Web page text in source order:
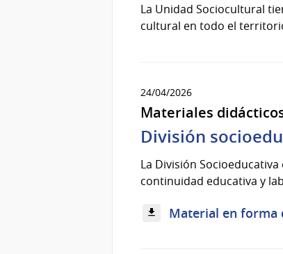
La Unidad Sociocultural
cultural en todo el
24/04/2026
Materiales
División
La División
continuidad educativa y
Material en forma